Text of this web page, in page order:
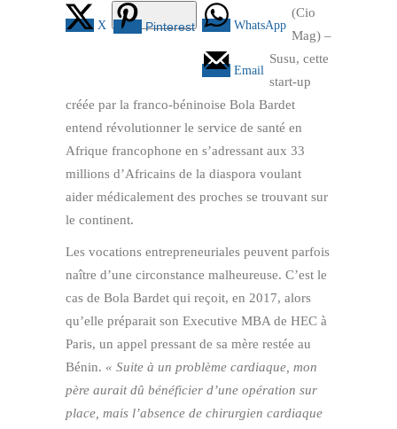
X Pinterest WhatsApp
Email
(Cio
Mag) –
Susu, cette
start-up
créée par la franco-béninoise Bola Bardet
entend révolutionner le service de santé en
Afrique francophone en s’adressant aux 33
millions d’Africains de la diaspora voulant
aider médicalement des proches se trouvant sur
le continent.
Les vocations entrepreneuriales peuvent parfois
naître d’une circonstance malheureuse. C’est le
cas de Bola Bardet qui reçoit, en 2017, alors
qu’elle préparait son Executive MBA de HEC à
Paris, un appel pressant de sa mère restée au
Bénin. « Suite à un problème cardiaque, mon
père aurait dû bénéficier d’une opération sur
place, mais l’absence de chirurgien cardiaque